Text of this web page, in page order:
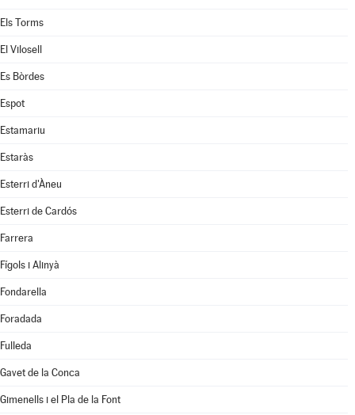
Els Torms
El Vilosell
Es Bòrdes
Espot
Estamariu
Estaràs
Esterri d'Àneu
Esterri de Cardós
Farrera
Fígols i Alinyà
Fondarella
Foradada
Fulleda
Gavet de la Conca
Gimenells i el Pla de la Font